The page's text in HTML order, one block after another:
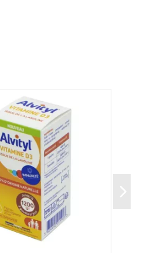
traumatiques.
: